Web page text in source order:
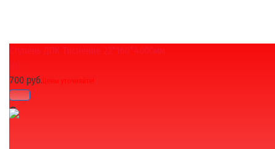
избранное сравнить
Ступень ДПК Тиснение 22*160*4000мм
(0)
700 руб.Цены уточняйте!